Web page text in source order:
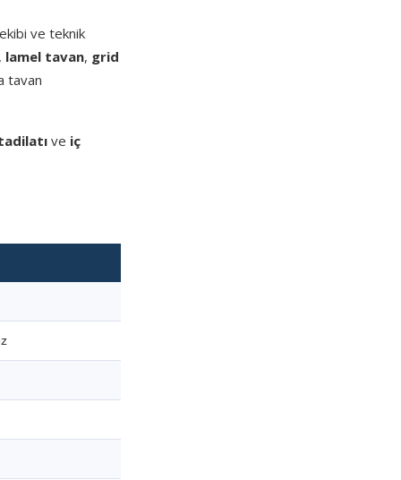
ve teknik
, lamel tavan, grid
tavan
ve iç